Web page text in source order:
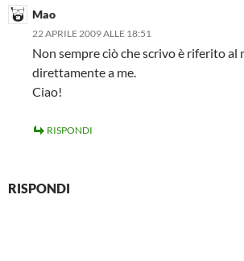
Mao
22 APRILE 2009 ALLE 18:51
Non sempre ciò che scrivo è riferito al
direttamente a me.
Ciao!
RISPONDI
RISPONDI